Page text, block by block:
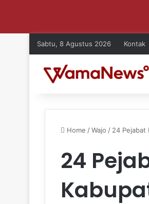
Sabtu, 8 Agustus 2026 Kontak
Home /Wajo / 24 Pejabat
24